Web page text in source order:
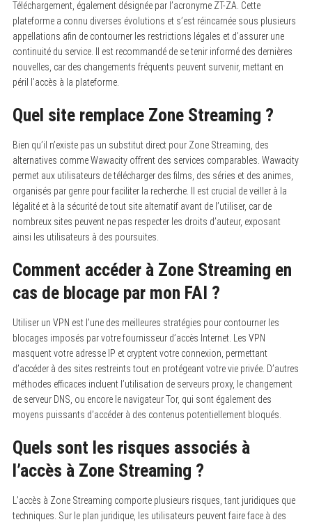
Téléchargement, également désignée par l’acronyme ZT-ZA. Cette
plateforme a connu diverses évolutions et s’est réincarnée sous plusieurs
appellations afin de contourner les restrictions légales et d’assurer une
continuité du service. Il est recommandé de se tenir informé des dernières
nouvelles, car des changements fréquents peuvent survenir, mettant en
péril l’accès à la plateforme.
Quel site remplace Zone Streaming ?
Bien qu’il n’existe pas un substitut direct pour Zone Streaming, des
alternatives comme Wawacity offrent des services comparables. Wawacity
permet aux utilisateurs de télécharger des films, des séries et des animes,
organisés par genre pour faciliter la recherche. Il est crucial de veiller à la
légalité et à la sécurité de tout site alternatif avant de l’utiliser, car de
nombreux sites peuvent ne pas respecter les droits d’auteur, exposant
ainsi les utilisateurs à des poursuites.
Comment accéder à Zone Streaming en
cas de blocage par mon FAI ?
Utiliser un VPN est l’une des meilleures stratégies pour contourner les
blocages imposés par votre fournisseur d’accès Internet. Les VPN
masquent votre adresse IP et cryptent votre connexion, permettant
d’accéder à des sites restreints tout en protégeant votre vie privée. D’autres
méthodes efficaces incluent l’utilisation de serveurs proxy, le changement
de serveur DNS, ou encore le navigateur Tor, qui sont également des
moyens puissants d’accéder à des contenus potentiellement bloqués.
Quels sont les risques associés à
l’accès à Zone Streaming ?
L’accès à Zone Streaming comporte plusieurs risques, tant juridiques que
techniques. Sur le plan juridique, les utilisateurs peuvent faire face à des